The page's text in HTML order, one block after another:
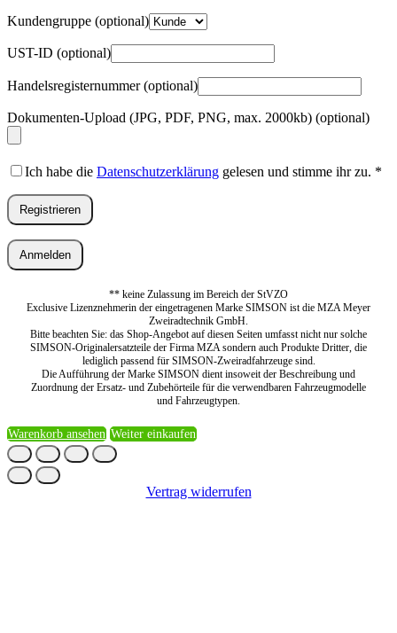
Kundengruppe (optional)
UST-ID (optional)
Handelsregisternummer(optional)
Dokumenten-Upload (JPG, PDF, PNG, max. 2000kb) (optional)
Ich habe die Datenschutzerklärung gelesen und stimme ihr zu. *
Registrieren
Anmelden
** keine Zulassung im Bereich der StVZO
Exclusive Lizenznehmerin der eingetragenen Marke SIMSON ist die MZA Meyer
Zweiradtechnik GmbH.
Bitte beachten Sie: das Shop-Angebot auf diesen Seiten umfasst nicht nur solche
SIMSON-Originalersatzteile der Firma MZA sondern auch Produkte Dritter, die
lediglich passend für SIMSON-Zweiradfahrzeuge sind.
Die Aufführung der Marke SIMSON dient insoweit der Beschreibung und
Zuordnung der Ersatz- und Zubehörteile für die verwendbaren Fahrzeugmodelle
und Fahrzeugtypen.
Warenkorb ansehen Weiter einkaufen
Vertrag widerrufen